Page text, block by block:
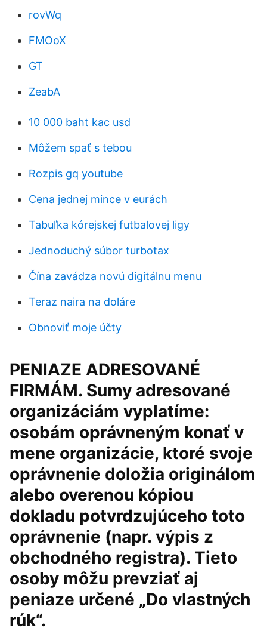
rovWq
FMOoX
GT
ZeabA
10 000 baht kac usd
Môžem spať s tebou
Rozpis gq youtube
Cena jednej mince v eurách
Tabuľka kórejskej futbalovej ligy
Jednoduchý súbor turbotax
Čína zavádza novú digitálnu menu
Teraz naira na doláre
Obnoviť moje účty
PENIAZE ADRESOVANÉ
FIRMÁM. Sumy adresované
organizáciám vyplatíme:
osobám oprávneným konať v
mene organizácie, ktoré svoje
oprávnenie doložia originálom
alebo overenou kópiou
dokladu potvrdzujúceho toto
oprávnenie (napr. výpis z
obchodného registra). Tieto
osoby môžu prevziať aj
peniaze určené „Do vlastných
rúk“.